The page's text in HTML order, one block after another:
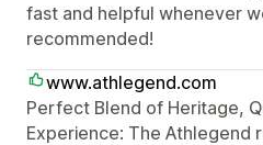
fast and helpful whenever
recommended!
www.athlegend.com
Perfect Blend of Heritage,
Experience: The Athlegend